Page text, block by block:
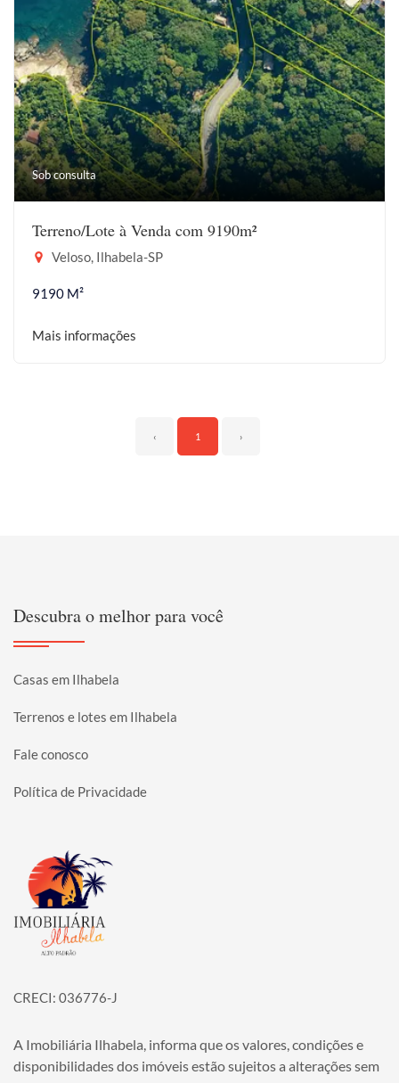
Sob consulta
Terreno/Lote à Venda com 9190m²
Veloso, Ilhabela-SP
9190 M²
Mais informações
‹ 1 ›
Descubra o melhor para você
Casas em Ilhabela
Terrenos e lotes em Ilhabela
Fale conosco
Política de Privacidade
Página inicial
CRECI: 036776-J
A Imobiliária Ilhabela, informa que os valores, condições e
disponibilidades dos imóveis estão sujeitos a alterações sem